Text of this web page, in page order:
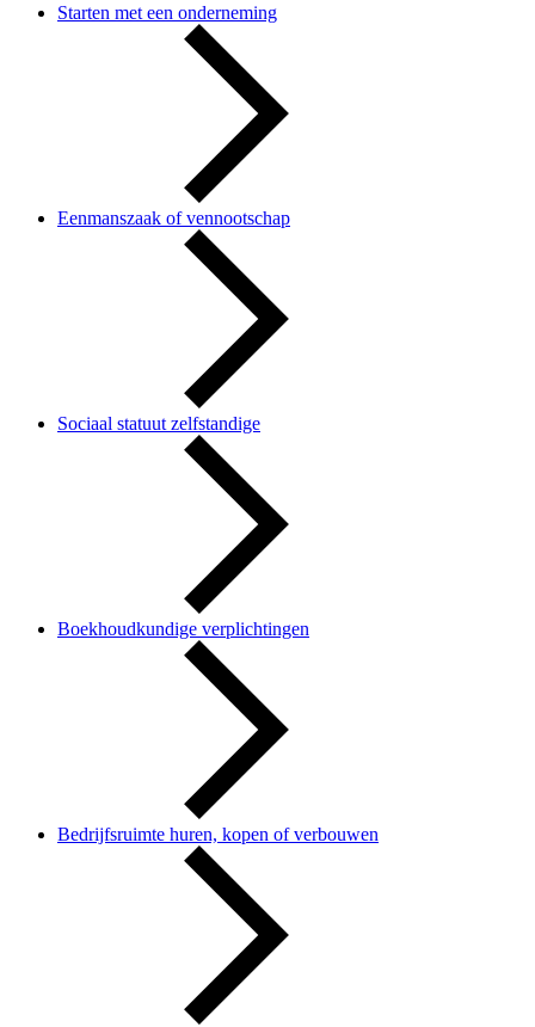
Starten met een onderneming
Eenmanszaak of vennootschap
Sociaal statuut zelfstandige
Boekhoudkundige verplichtingen
Bedrijfsruimte huren, kopen of verbouwen